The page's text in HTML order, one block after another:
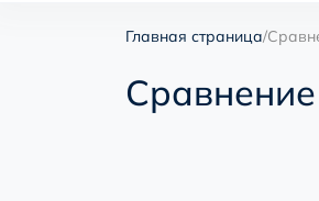
Главная страница/